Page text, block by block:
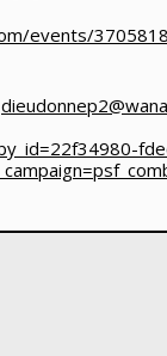
events/